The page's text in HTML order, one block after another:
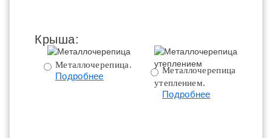
Крыша:
Металлочерепица.
Подробнее
Металлочерепица с
утеплением.
Подробнее